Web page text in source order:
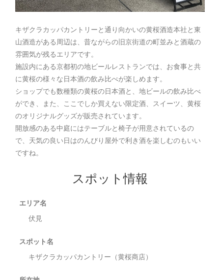
キザクラカッパカントリーと通り向かいの黄桜酒造本社と東
山酒造がある周辺は、昔ながらの旧京街道の町並みと酒蔵の
雰囲気が残るエリアです。
施設内にある京都初の地ビールレストランでは、お食事と共
に黄桜の様々な日本酒の飲み比べが楽しめます。
ショップでも数種類の黄桜の日本酒と、地ビールの飲み比べ
ができ、また、ここでしか買えない限定酒、スイーツ、黄桜
のオリジナルグッズが販売されています。
開放感のある中庭にはテーブルと椅子が用意されているの
で、天気の良い日はのんびり屋外で利き酒を楽しむのもいい
ですね。
スポット情報
エリア名
伏見
スポット名
キザクラカッパカントリー（黄桜商店）